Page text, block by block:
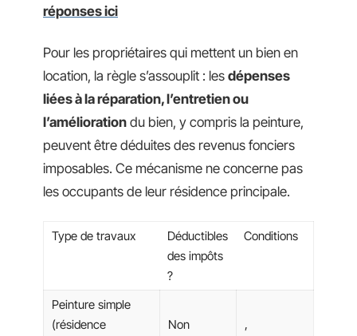
réponses ici
Pour les propriétaires qui mettent un bien en
location, la règle s’assouplit : les dépenses
liées à la réparation, l’entretien ou
l’amélioration du bien, y compris la peinture,
peuvent être déduites des revenus fonciers
imposables. Ce mécanisme ne concerne pas
les occupants de leur résidence principale.
Type de travaux
Déductibles
des impôts
?
Conditions
Peinture simple
(résidence
Non ,